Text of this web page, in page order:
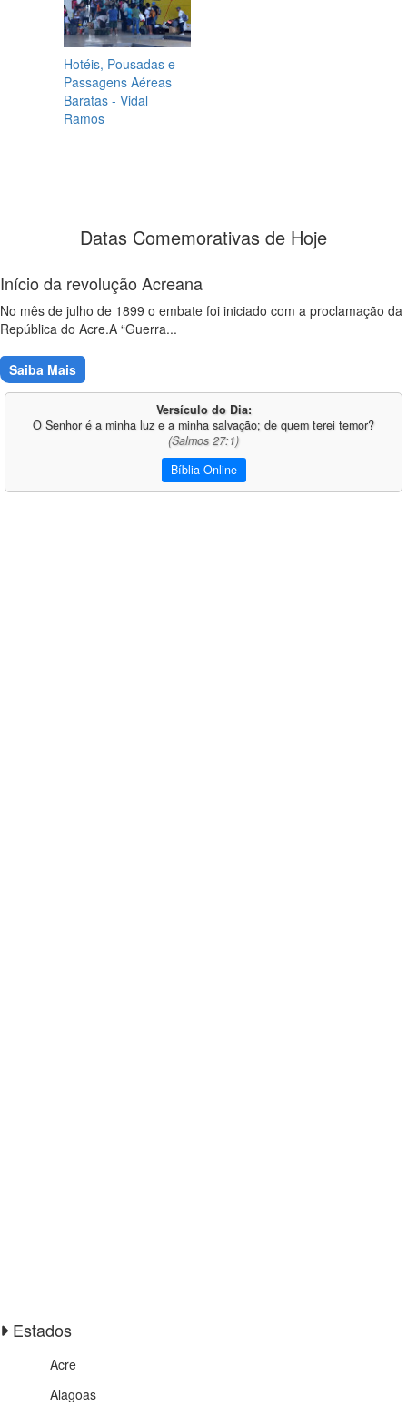
Hotéis, Pousadas e
Passagens Aéreas
Baratas - Vidal
Ramos
Datas Comemorativas de Hoje
Início da revolução Acreana
No mês de julho de 1899 o embate foi iniciado com a proclamação da
República do Acre.A “Guerra...
Saiba Mais
Versículo do Dia:
O Senhor é a minha luz e a minha salvação; de quem terei temor?
(Salmos 27:1)
Bíblia Online
Estados
Acre
Alagoas